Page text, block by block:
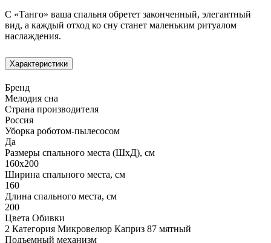
С «Танго» ваша спальня обретет законченный, элегантный
вид, а каждый отход ко сну станет маленьким ритуалом
наслаждения.
Характеристики
Бренд
Мелодия сна
Страна производителя
Россия
Уборка роботом-пылесосом
Да
Размеры спального места (ШхД), см
160х200
Ширина спального места, см
160
Длина спального места, см
200
Цвета Обивки
2 Категория Микровелюр Каприз 87 мятный
Подъемный механизм